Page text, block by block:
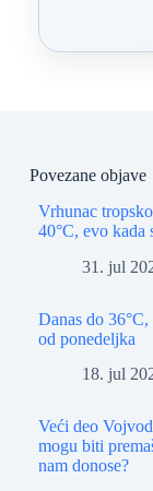
Povezane objave
Vrhunac
40°C, evo kada
31. jul
Danas do
od ponedeljka
18. jul
Veći deo
mogu biti
nam donose?